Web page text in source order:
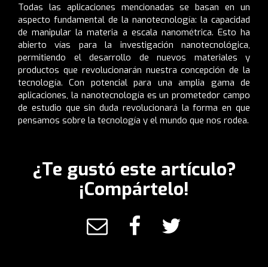
Todas las aplicaciones mencionadas se basan en un
aspecto fundamental de la nanotecnología: la capacidad
de manipular la materia a escala nanométrica. Esto ha
abierto vías para la investigación nanotecnológica,
permitiendo el desarrollo de nuevos materiales y
productos que revolucionarán nuestra concepción de la
tecnología. Con potencial para una amplia gama de
aplicaciones, la nanotecnología es un prometedor campo
de estudio que sin duda revolucionará la forma en que
pensamos sobre la tecnología y el mundo que nos rodea.
¿Te gustó este artículo?
¡Compártelo!